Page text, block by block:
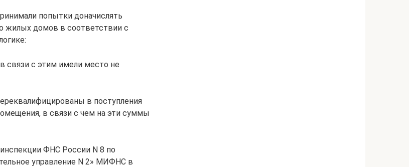
попытки доначислять
жилых домов в соответствии с
связи с этим имели место не
в поступления
в связи с чем на эти суммы
ФНС России N 8 по
управление N 2» МИФНС в